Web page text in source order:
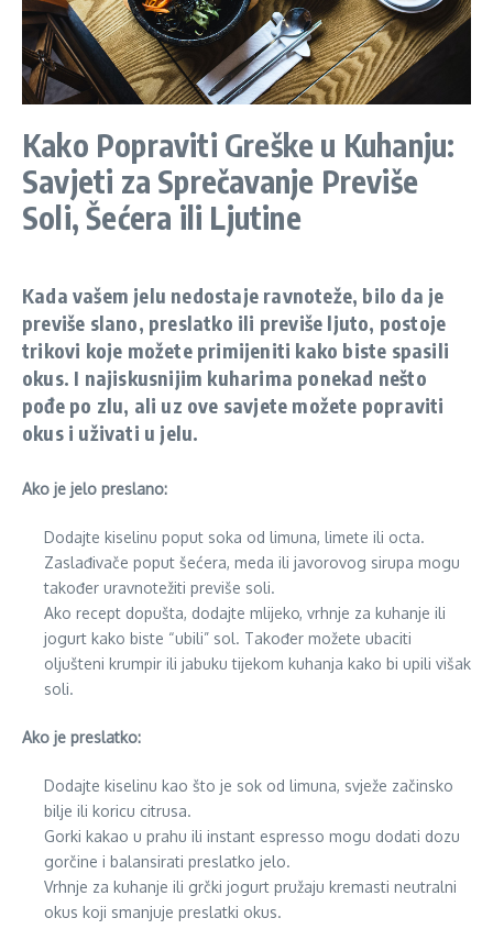
Kako Popraviti Greške u Kuhanju:
Savjeti za Sprečavanje Previše
Soli, Šećera ili Ljutine
Kada vašem jelu nedostaje ravnoteže, bilo da je
previše slano, preslatko ili previše ljuto, postoje
trikovi koje možete primijeniti kako biste spasili
okus. I najiskusnijim kuharima ponekad nešto
pođe po zlu, ali uz ove savjete možete popraviti
okus i uživati u jelu.
Ako je jelo preslano:
Dodajte kiselinu poput soka od limuna, limete ili octa.
Zaslađivače poput šećera, meda ili javorovog sirupa mogu
također uravnotežiti previše soli.
Ako recept dopušta, dodajte mlijeko, vrhnje za kuhanje ili
jogurt kako biste “ubili” sol. Također možete ubaciti
oljušteni krumpir ili jabuku tijekom kuhanja kako bi upili višak
soli.
Ako je preslatko:
Dodajte kiselinu kao što je sok od limuna, svježe začinsko
bilje ili koricu citrusa.
Gorki kakao u prahu ili instant espresso mogu dodati dozu
gorčine i balansirati preslatko jelo.
Vrhnje za kuhanje ili grčki jogurt pružaju kremasti neutralni
okus koji smanjuje preslatki okus.